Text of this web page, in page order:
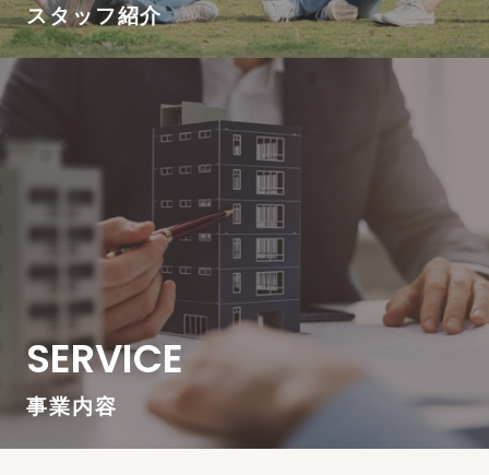
スタッフ紹介
SERVICE
事業内容